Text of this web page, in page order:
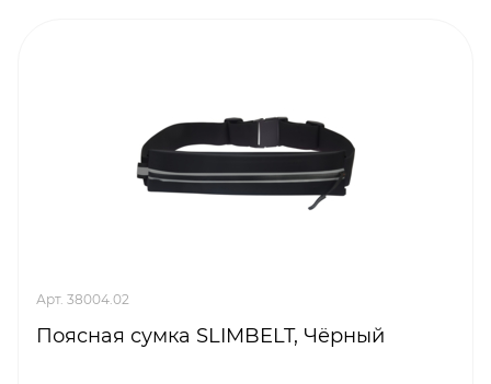
Арт. 38004.02
Поясная сумка SLIMBELT, Чёрный